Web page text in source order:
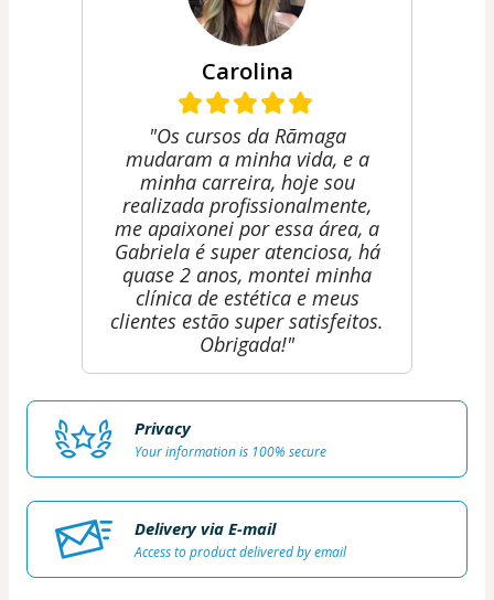
Carolina
"Os cursos da Rãmaga
mudaram a minha vida, e a
minha carreira, hoje sou
realizada profissionalmente,
me apaixonei por essa área, a
Gabriela é super atenciosa, há
quase 2 anos, montei minha
clínica de estética e meus
clientes estão super satisfeitos.
Obrigada!"
Privacy
Your information is 100% secure
Delivery via E-mail
Access to product delivered by email